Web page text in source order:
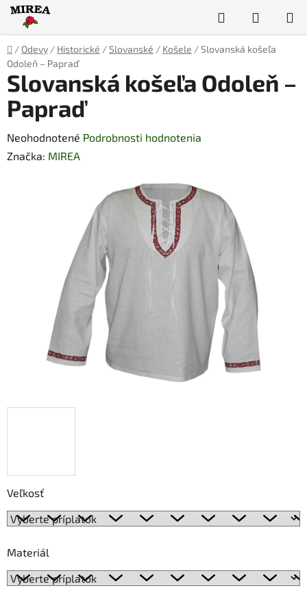
Prejsť
obsah
Hľadať
KOŠÍK
Domov
/ Odevy / Historické /Slovanské / Košele /Slovanská košeľa
Odoleň – Papraď
Veľkosť
Materiál
Slovanská košeľa Odoleň –
Papraď
Priemerné
hodnotenie
Neohodnotené Podrobnosti hodnotenia
Značka: MIREA